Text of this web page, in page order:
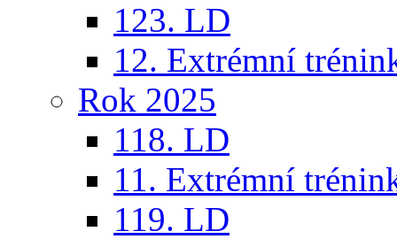
123. LD
12. Extrémní
Rok 2025
118. LD
11. Extrémní
119. LD